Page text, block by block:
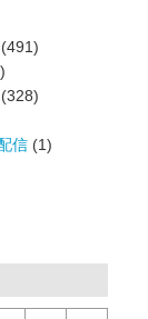
(491)
(328)
信 (1)